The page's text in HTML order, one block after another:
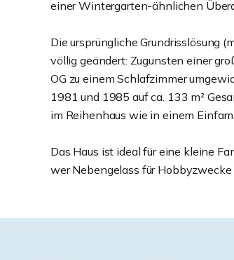
einer Wintergarten-ähnlichen
Die ursprüngliche Grundrisslösung
völlig geändert: Zugunsten einer
OG zu einem Schlafzimmer
1981 und 1985 auf ca. 133 m²
im Reihenhaus wie in einem
Das Haus ist ideal für eine kleine
wer Nebengelass für